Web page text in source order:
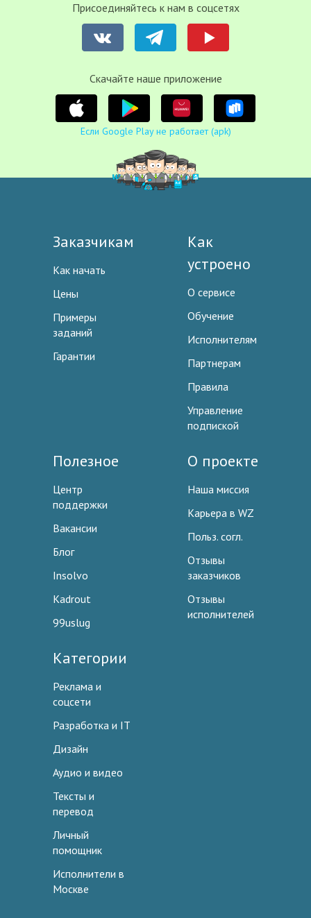
Присоединяйтесь к нам в соцсетях
Cкачайте наше приложение
Если Google Play не работает (apk)
Заказчикам
Как начать
Цены
Примеры
заданий
Гарантии
Как
устроено
О сервисе
Обучение
Исполнителям
Партнерам
Правила
Управление
подпиской
Полезное
Центр
поддержки
Вакансии
Блог
Insolvo
Kadrout
99uslug
О проекте
Наша миссия
Карьера в WZ
Польз. согл.
Отзывы
заказчиков
Отзывы
исполнителей
Категории
Реклама и
соцсети
Разработка и IT
Дизайн
Аудио и видео
Тексты и
перевод
Личный
помощник
Исполнители в
Москве